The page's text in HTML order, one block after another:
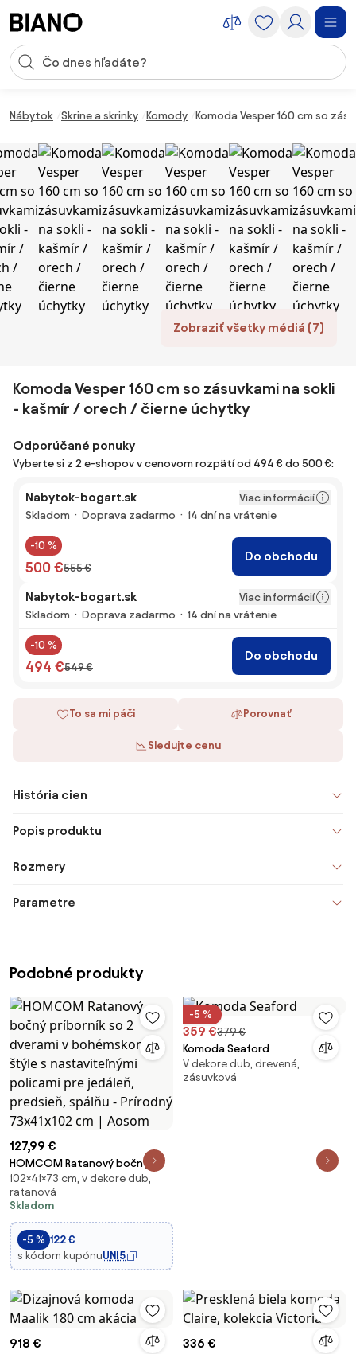
Vstup pre vyhľadávanie
Nábytok Skrine a skrinky Komody Komoda Vesper 160 cm so
Zobraziť všetky médiá (7)
Komoda Vesper 160 cm so zásuvkami na sokli
- kašmír / orech / čierne úchytky
Odporúčané ponuky
Vyberte si z 2 e-shopov v cenovom rozpätí od 494 € do 500 €:
Nabytok-bogart.sk
Viac informácií
Skladom
Doprava zadarmo 14 dní na vrátenie
-10 %
500 €555 €
Do obchodu
Nabytok-bogart.sk
Viac informácií
Skladom
Doprava zadarmo 14 dní na vrátenie
-10 %
494 €549 €
Do obchodu
To sa mi páči Porovnať
Sledujte cenu
História cien
Popis produktu
Rozmery
Parametre
Podobné produkty
127,99 €
HOMCOM Ratanový bočný
príborník so 2 dverami v
bohémskom štýle s
nastaviteľnými policami pre
jedáleň, predsieň, spálňu -
Prírodný 73x41x102 cm | Aosom
102×41×73 cm, v dekore dub,
ratanová
Skladom
-5 % 122 €
s kódom kupónuUNI5
-5 %
359 €379 €
Komoda Seaford
V dekore dub, drevená,
zásuvková
918 € 336 €